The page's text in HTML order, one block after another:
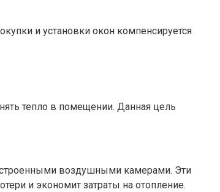
и установки окон компенсируется
тепло в помещении. Данная цель
воздушными камерами. Эти
и экономит затраты на отопление.